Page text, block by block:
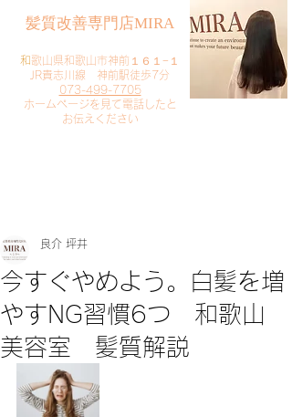
​髪質改善専門店MIRA
​和歌山県和歌山市神前１６１−１
JR貴志川線 神前駅徒歩7分
073-499-7705
​ホームページを見て電話したと
お伝えください
今すぐやめよう。白髪を増
やすNG習慣6つ 和歌山
美容室 髪質解説
良介 坪井